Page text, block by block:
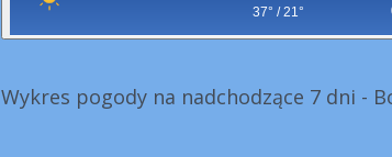
37° / 21°
Wykres pogody na nadchodzące 7 dni -